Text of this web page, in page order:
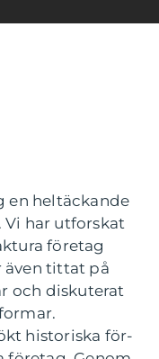
en heltäckande
Vi har utforskat
företag
även tittat på
och diskuterat
historiska för-